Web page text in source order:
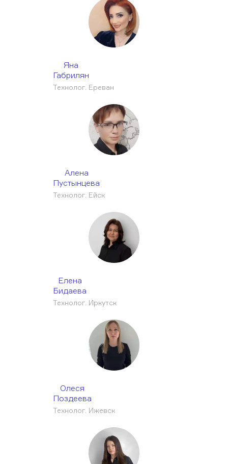
Яна
Габрилян
Технолог. Ереван
Алена
Пустынцева
Технолог. Ейск
Елена
Бидаева
Технолог. Иркутск
Олеся
Поздеева
Технолог. Ижевск